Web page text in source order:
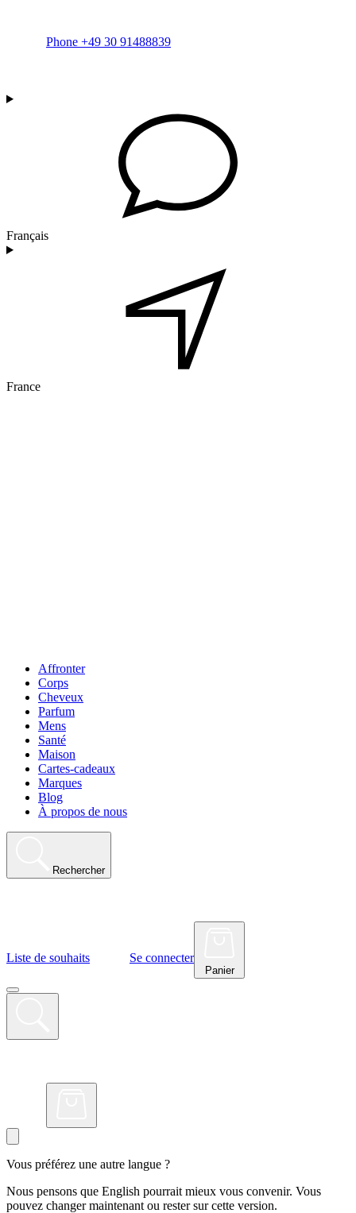
Phone +49 30 91488839
Français
France
Affronter
Corps
Cheveux
Parfum
Mens
Santé
Maison
Cartes-cadeaux
Marques
Blog
À propos de nous
Rechercher
Liste de souhaits Se connecter
Panier
Vous préférez une autre langue ?
Nous pensons que English pourrait mieux vous convenir. Vous
pouvez changer maintenant ou rester sur cette version.